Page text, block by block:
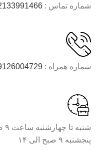
شماره تماس :
شماره همراه :
شنبه تا چهارشنبه ساعت ۹ صبح الی ۱۸
پنجشنبه ۹ صبح الی ۱۴